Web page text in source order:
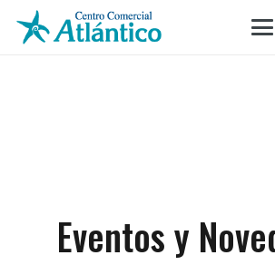
Eventos y